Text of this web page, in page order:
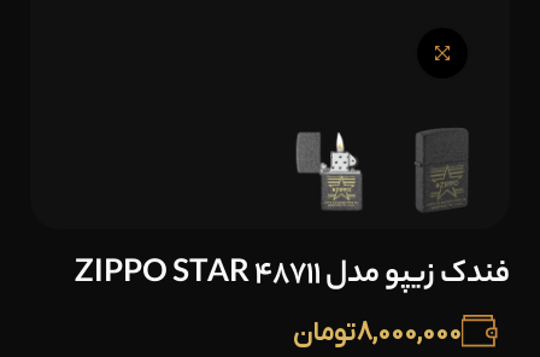
فندک زیپو مدل 48711 ZIPPO STAR
8,000,000تومان